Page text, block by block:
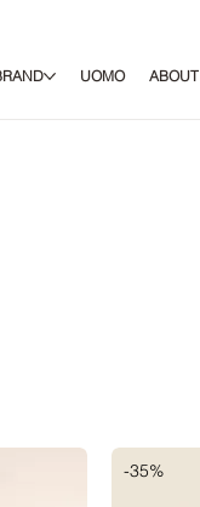
UOMO ABOUT
-35%